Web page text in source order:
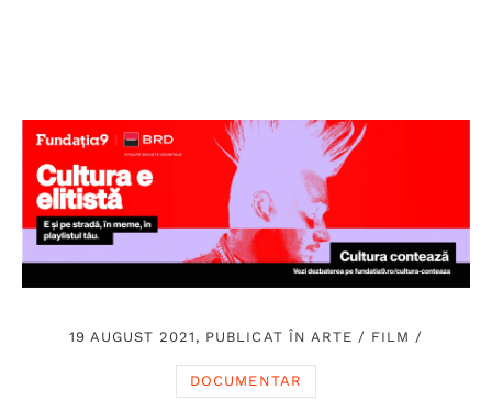
19 AUGUST 2021, PUBLICAT ÎN ARTE / FILM /
DOCUMENTAR